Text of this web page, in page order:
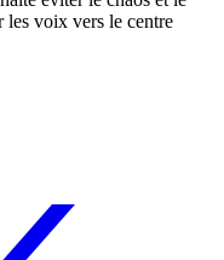
les voix vers le centre